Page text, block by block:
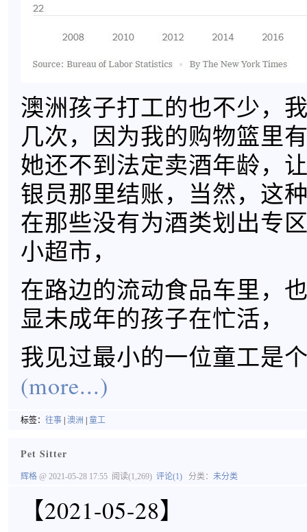
澳洲孩子打工的也不少，
几次，因为我的购物篮里
她还不到法定卖酒年龄，
银员那里结账，当然，这
在那些没有为酒类划出专
小超市，
在路边的流动食品车里，
显未成年的孩子在忙活，
我见过最小的一位童工是
(more...)
标签： 往事 澳洲 童工
Pet Sitter
辉格 @ 2021-05-28 17:55 阅读(1,269) 评论(1) 分类： 未分类
【2021-05-28】